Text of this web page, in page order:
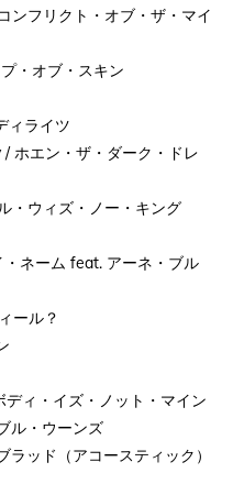
ンフリクト・オブ・ザ・マイ
・オブ・スキン
ィライツ
ホエン・ザ・ダーク・ドレ
・ウィズ・ノー・キング
ネーム feat. アーネ・ブル
ール？
ィ・イズ・ノット・マイン
ル・ウーンズ
ッド（アコースティック）